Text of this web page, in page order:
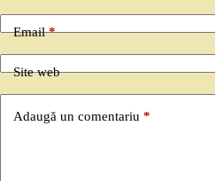
Email*
Site web
Adaugă un comentariu *